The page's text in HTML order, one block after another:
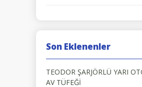
Son Eklenenler
TEODOR ŞARJÖRLÜ YARI
AV TÜFEĞİ